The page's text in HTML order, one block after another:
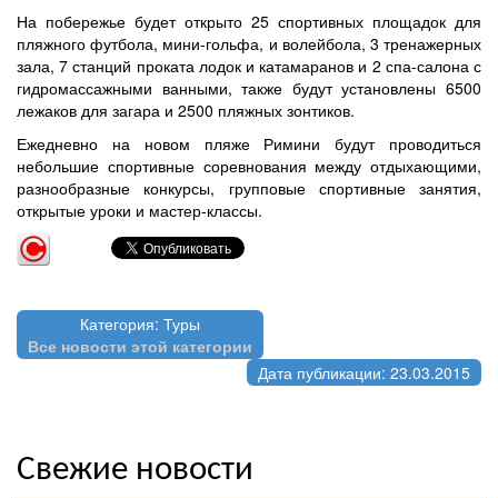
На побережье будет открыто 25 спортивных площадок для
пляжного футбола, мини-гольфа, и волейбола, 3 тренажерных
зала, 7 станций проката лодок и катамаранов и 2 спа-салона с
гидромассажными ванными, также будут установлены 6500
лежаков для загара и 2500 пляжных зонтиков.
Ежедневно на новом пляже Римини будут проводиться
небольшие спортивные соревнования между отдыхающими,
разнообразные конкурсы, групповые спортивные занятия,
открытые уроки и мастер-классы.
Категория: Туры
Все новости этой категории
Дата публикации: 23.03.2015
Свежие новости